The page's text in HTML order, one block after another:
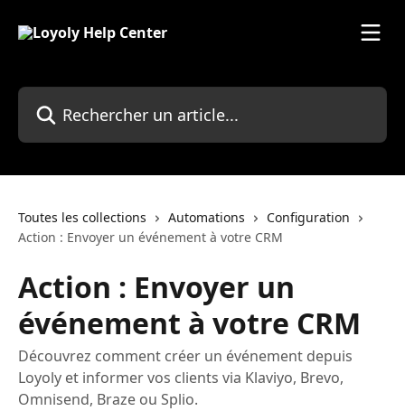
Rechercher un article...
Toutes les collections Automations
Configuration
Action : Envoyer un événement à votre CRM
Action : Envoyer un
événement à votre CRM
Découvrez comment créer un événement depuis
Loyoly et informer vos clients via Klaviyo, Brevo,
Omnisend, Braze ou Splio.